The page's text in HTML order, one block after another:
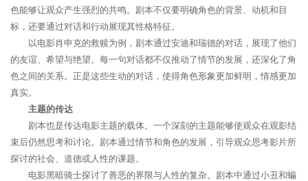
色能够让观众产生强烈的共鸣。剧本不仅要明确角色的背景、动机和目
标，还要通过对话和行动展现其性格特征。
以电影肖申克的救赎为例，剧本通过安迪和瑞德的对话，展现了他们
的友谊、希望与绝望。每一句对话都不仅推动了情节的发展，还深化了角
色之间的关系。正是这些生动的对话，使得角色形象更加鲜明，情感更加
真实。
主题的传达
剧本也是传达电影主题的载体。一个深刻的主题能够使观众在观影结
束后仍然思考和讨论。剧本通过情节和角色的发展，引导观众思考影片所
探讨的社会、道德或人性的课题。
电影黑暗骑士探讨了善恶的界限与人性的复杂。剧本中通过小丑和蝙